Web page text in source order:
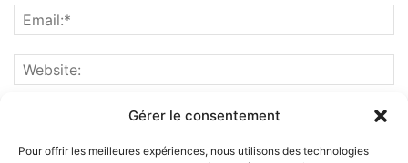
Gérer le consentement
Pour offrir les meilleures expériences, nous utilisons des technologies